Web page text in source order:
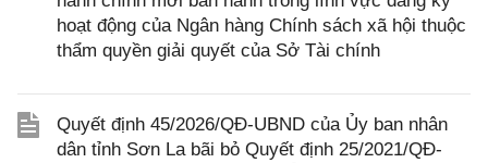
hoạt động của Ngân hàng Chính sách xã hội thuộc
thẩm quyền giải quyết của Sở Tài chính
Quyết định 45/2026/QĐ-UBND của Ủy ban nhân
dân tỉnh Sơn La bãi bỏ Quyết định 25/2021/QĐ-